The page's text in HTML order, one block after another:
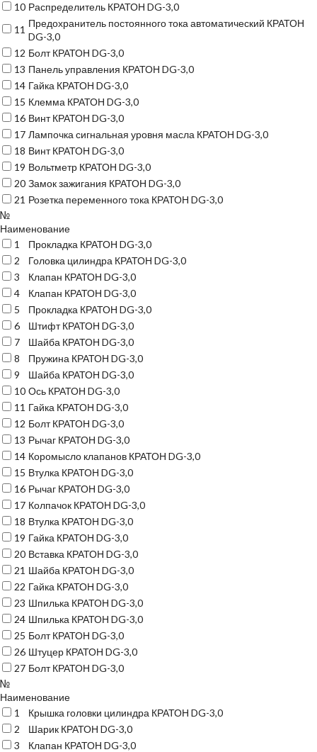
10 Распределитель КРАТОН DG-3,0
11
Предохранитель постоянного тока автоматический КРАТОН
DG-3,0
12 Болт КРАТОН DG-3,0
13 Панель управления КРАТОН DG-3,0
14 Гайка КРАТОН DG-3,0
15 Клемма КРАТОН DG-3,0
16 Винт КРАТОН DG-3,0
17 Лампочка сигнальная уровня масла КРАТОН DG-3,0
18 Винт КРАТОН DG-3,0
19 Вольтметр КРАТОН DG-3,0
20 Замок зажигания КРАТОН DG-3,0
21 Розетка переменного тока КРАТОН DG-3,0
№
Наименование
1
Прокладка КРАТОН DG-3,0
2
Головка цилиндра КРАТОН DG-3,0
3
Клапан КРАТОН DG-3,0
4
Клапан КРАТОН DG-3,0
5
Прокладка КРАТОН DG-3,0
6
Штифт КРАТОН DG-3,0
7
Шайба КРАТОН DG-3,0
8
Пружина КРАТОН DG-3,0
9
Шайба КРАТОН DG-3,0
10 Ось КРАТОН DG-3,0
11 Гайка КРАТОН DG-3,0
12 Болт КРАТОН DG-3,0
13 Рычаг КРАТОН DG-3,0
14 Коромысло клапанов КРАТОН DG-3,0
15 Втулка КРАТОН DG-3,0
16 Рычаг КРАТОН DG-3,0
17 Колпачок КРАТОН DG-3,0
18 Втулка КРАТОН DG-3,0
19 Гайка КРАТОН DG-3,0
20 Вставка КРАТОН DG-3,0
21 Шайба КРАТОН DG-3,0
22 Гайка КРАТОН DG-3,0
23 Шпилька КРАТОН DG-3,0
24 Шпилька КРАТОН DG-3,0
25 Болт КРАТОН DG-3,0
26 Штуцер КРАТОН DG-3,0
27 Болт КРАТОН DG-3,0
№
Наименование
1
Крышка головки цилиндра КРАТОН DG-3,0
2
Шарик КРАТОН DG-3,0
3
Клапан КРАТОН DG-3,0